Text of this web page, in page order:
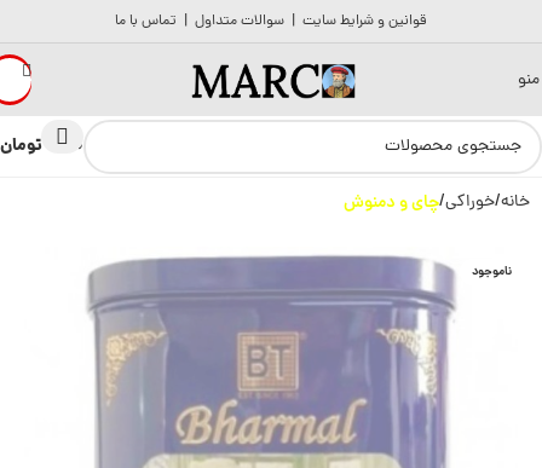
قوانین و شرایط سایت | سوالات متداول | تماس با ما
منو
0 تومان
خانه خوراکی چای و دمنوش
ناموجود